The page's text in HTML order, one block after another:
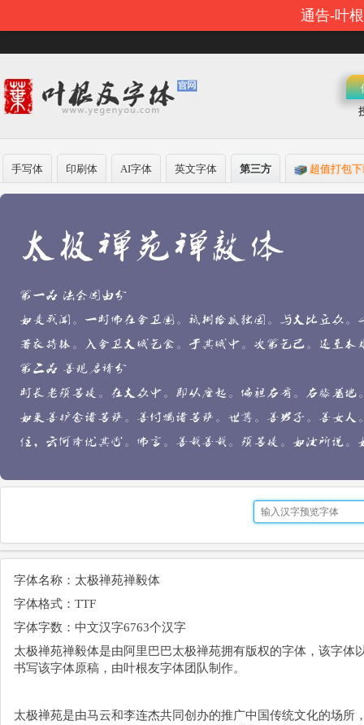
通告-叶
手写体 印刷体 AI字体 英文字体 第三方 超值打包
字体名称：太极禅苑禅毅体
字体格式：TTF
字体字数：中文汉字6763个汉字
太极禅苑禅毅体是由阿里巴巴太极禅苑拥有版权的字体，该字
书写该字体原稿，由叶根友字体团队制作。
太极禅苑是由马云和李连杰共同创办的推广中国传统文化的场